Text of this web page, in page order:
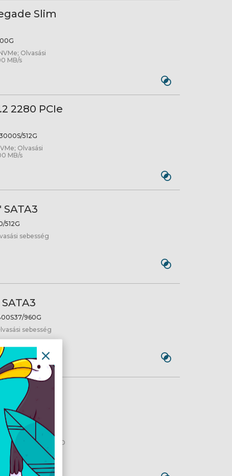
Slim
Olvasási
MB/s
2280 PCIe
512G
Olvasási
MB/s
SATA3
512G
sebesség
960G
sebesség
a 2,5"
LC-
ADA-525-25-NB
vagy SSD
le egy